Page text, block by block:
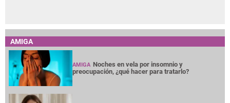
AMIGA
AMIGA Noches en vela por insomnio y
preocupación, ¿qué hacer para tratarlo?